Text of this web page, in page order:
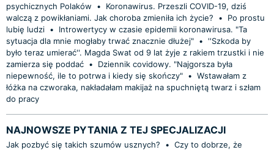
psychicznych Polaków
•
Koronawirus. Przeszli COVID-19, dziś
walczą z powikłaniami. Jak choroba zmieniła ich życie?
•
Po prostu
lubię ludzi •
Introwertycy w czasie epidemii koronawirusa. "Ta
sytuacja dla mnie mogłaby trwać znacznie dłużej" •
''Szkoda by
było teraz umierać''. Magda Swat od 9 lat żyje z rakiem trzustki i nie
zamierza się poddać •
Dziennik covidowy. "Najgorsza była
niepewność, ile to potrwa i kiedy się skończy" • Wstawałam z
łóżka na czworaka, nakładałam makijaż na spuchniętą twarz i szłam
do pracy
NAJNOWSZE PYTANIA Z TEJ SPECJALIZACJI
Jak pozbyć się takich szumów usznych? • Czy to dobrze, że